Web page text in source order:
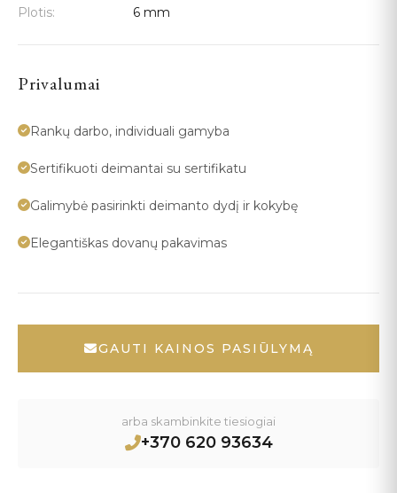
Plotis:
6 mm
Privalumai
Rankų darbo, individuali gamyba
Sertifikuoti deimantai su sertifikatu
Galimybė pasirinkti deimanto dydį ir kokybę
Elegantiškas dovanų pakavimas
GAUTI KAINOS PASIŪLYMĄ
arba skambinkite tiesiogiai
+370 620 93634